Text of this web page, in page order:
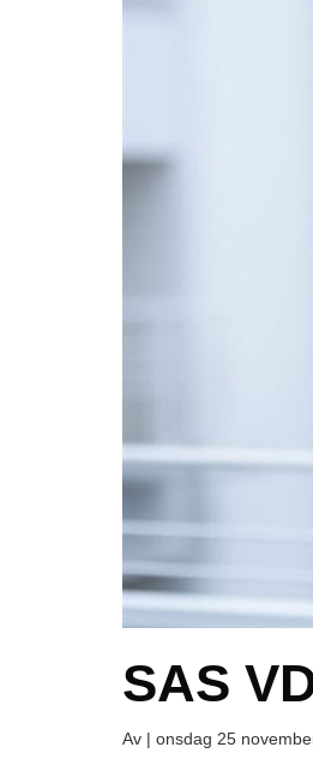
SAS
Av | onsdag 25